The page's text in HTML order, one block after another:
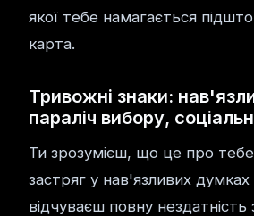
якої тебе намагається
карта.
Тривожні знаки:
параліч вибору,
Ти зрозумієш, що це про
застряг у нав'язливих думках
відчуваєш повну нездатність